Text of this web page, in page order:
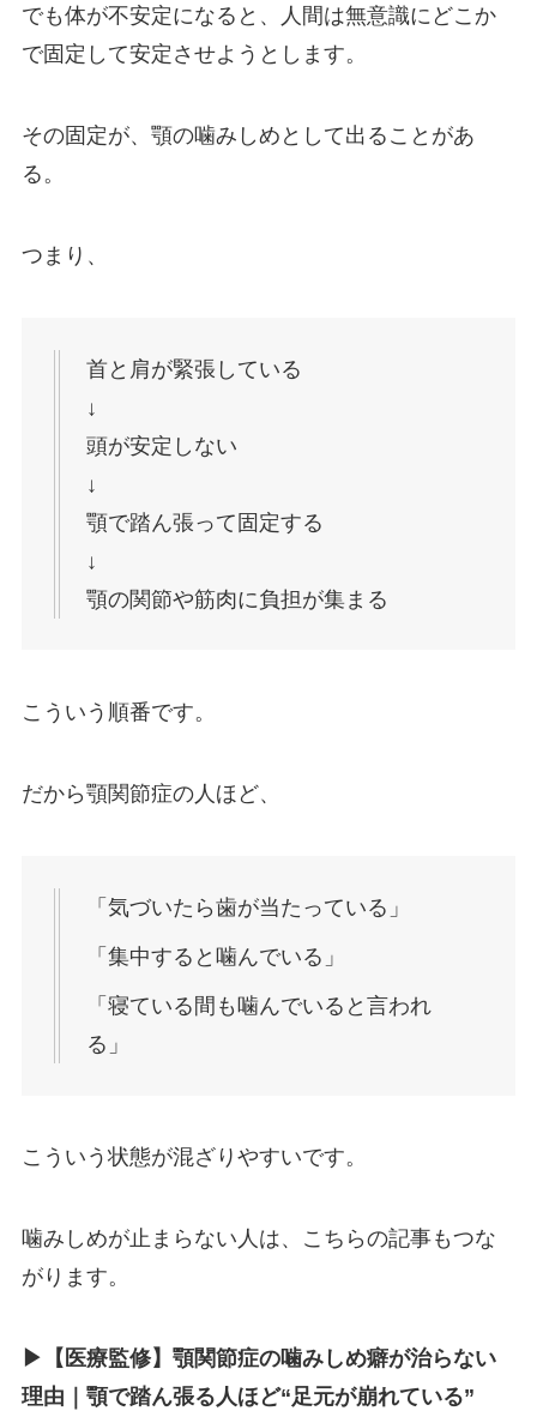
でも体が不安定になると、人間は無意識にどこか
で固定して安定させようとします。
その固定が、顎の噛みしめとして出ることがあ
る。
つまり、
首と肩が緊張している
↓
頭が安定しない
↓
顎で踏ん張って固定する
↓
顎の関節や筋肉に負担が集まる
こういう順番です。
だから顎関節症の人ほど、
「気づいたら歯が当たっている」
「集中すると噛んでいる」
「寝ている間も噛んでいると言われ
る」
こういう状態が混ざりやすいです。
噛みしめが止まらない人は、こちらの記事もつな
がります。
▶︎【医療監修】顎関節症の噛みしめ癖が治らない
理由｜顎で踏ん張る人ほど“足元が崩れている”